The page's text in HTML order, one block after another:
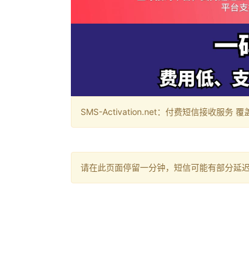
SMS-Activation.net：付费短信接收服务
请在此页面停留一分钟，短信可能有部分延